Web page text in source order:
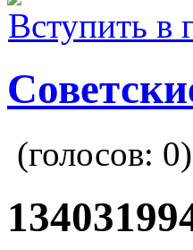
Вступить в
(голосов: 0)